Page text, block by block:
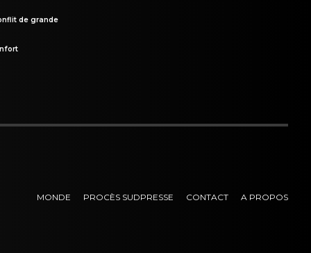
de grande
MONDE PROCÈS SUDPRESSE CONTACT A PROPOS